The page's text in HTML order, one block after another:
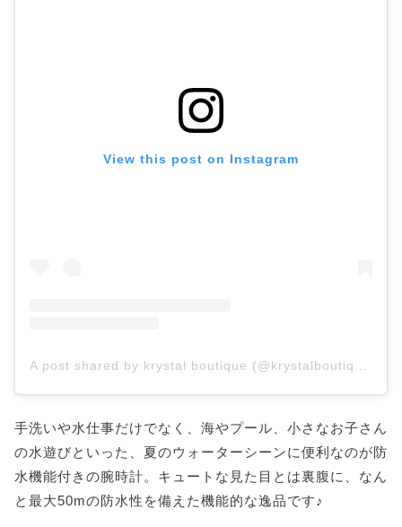
View this post on Instagram
手洗いや水仕事だけでなく、海やプール、小さなお子さん
の水遊びといった、夏のウォーターシーンに便利なのが防
水機能付きの腕時計。キュートな見た目とは裏腹に、なん
と最大50mの防水性を備えた機能的な逸品です♪